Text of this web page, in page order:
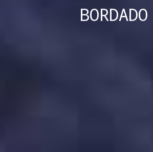
BORDADO